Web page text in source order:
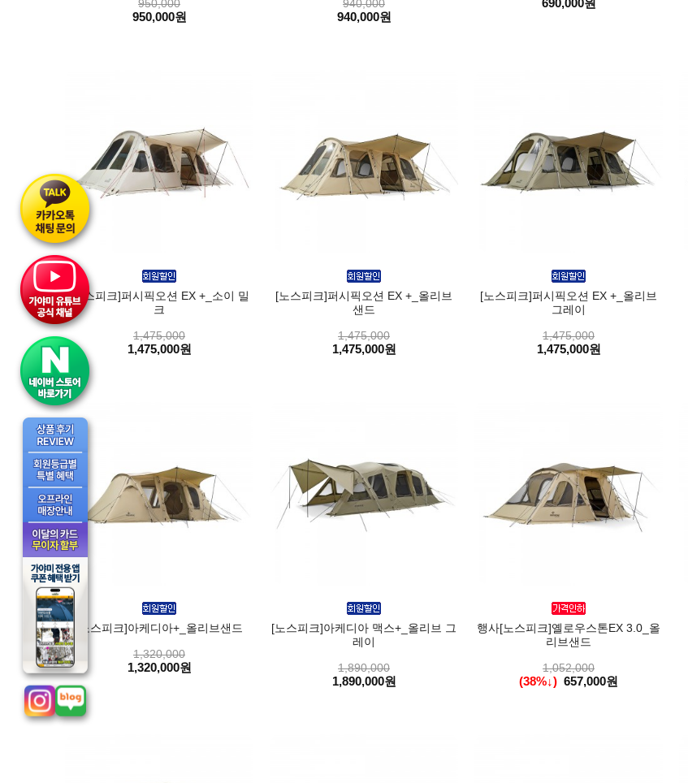
950,000
950,000원
940,000
940,000원
690,000원
[노스피크]퍼시픽오션 EX +_소이 밀
크
1,475,000
1,475,000원
[노스피크]퍼시픽오션 EX +_올리브
샌드
1,475,000
1,475,000원
[노스피크]퍼시픽오션 EX +_올리브
그레이
1,475,000
1,475,000원
[노스피크]아케디아+_올리브샌드
1,320,000
1,320,000원
[노스피크]아케디아 맥스+_올리브 그
레이
1,890,000
1,890,000원
행사[노스피크]옐로우스톤EX 3.0_올
리브샌드
1,052,000
(38%↓) 657,000원